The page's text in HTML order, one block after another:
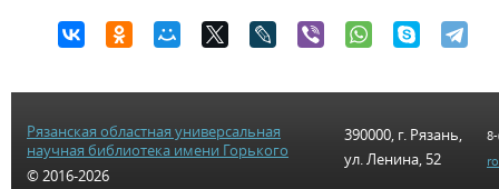
Рязанская областная универсальная
научная библиотека имени Горького
© 2016-2026
390000, г. Рязань,
ул. Ленина, 52